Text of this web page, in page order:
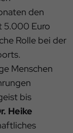
den
5.000 Euro
Rolle bei der
Menschen
bis
Heike